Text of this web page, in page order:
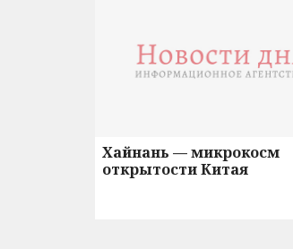
Хайнань — микрокосм
открытости Китая